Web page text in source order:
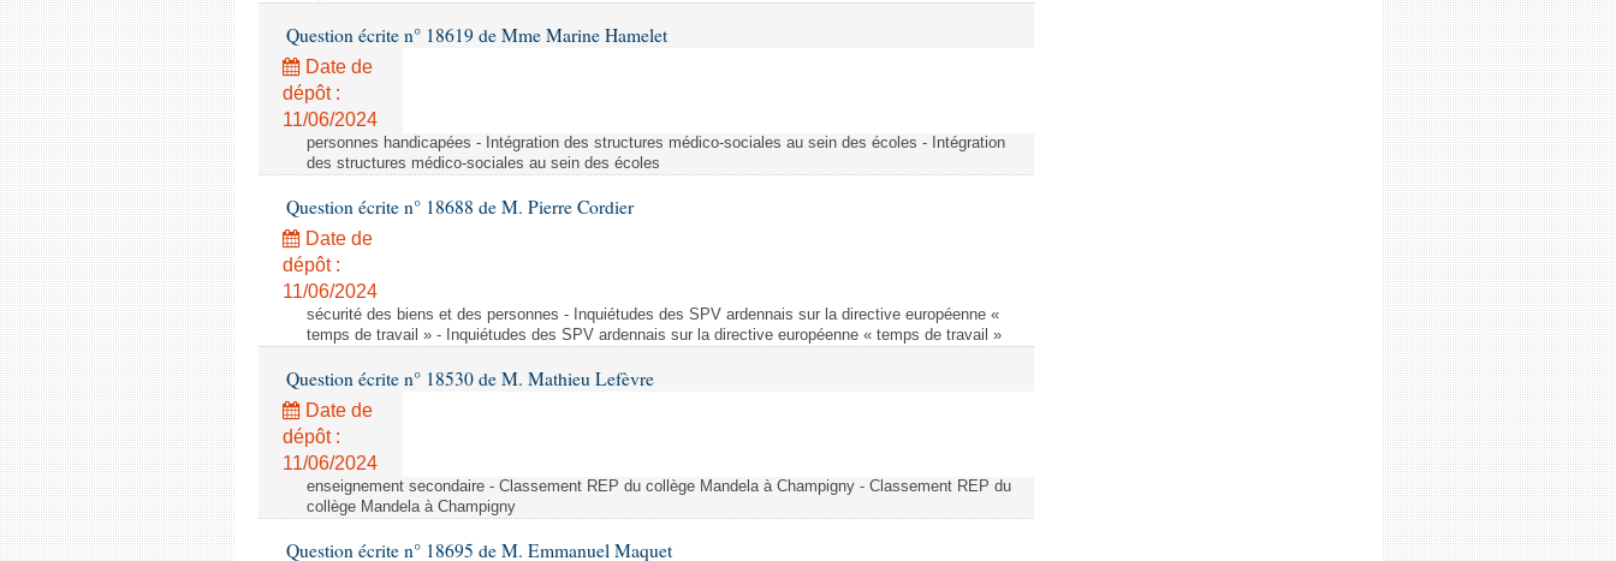
Question écrite n° 18619 de Mme Marine Hamelet
Date de
dépôt :
11/06/2024
personnes handicapées - Intégration des structures médico-sociales au sein des écoles - Intégration
des structures médico-sociales au sein des écoles
Question écrite n° 18688 de M. Pierre Cordier
Date de
dépôt :
11/06/2024
sécurité des biens et des personnes - Inquiétudes des SPV ardennais sur la directive européenne «
temps de travail » - Inquiétudes des SPV ardennais sur la directive européenne « temps de travail »
Question écrite n° 18530 de M. Mathieu Lefèvre
Date de
dépôt :
11/06/2024
enseignement secondaire - Classement REP du collège Mandela à Champigny - Classement REP du
collège Mandela à Champigny
Question écrite n° 18695 de M. Emmanuel Maquet